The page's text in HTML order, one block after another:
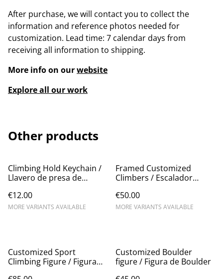
After purchase, we will contact you to collect the
information and reference photos needed for
customization. Lead time: 7 calendar days from
receiving all information to shipping.
More info on ourwebsite
Explore all our work
Other products
Climbing Hold Keychain /
Llavero de presa de
€12.00
MORE VARIANTS AVAILABLE
Framed Customized
Climbers / Escalador
€50.00
MORE VARIANTS AVAILABLE
Customized Sport
Climbing Figure / Figura
Customized Boulder
figure / Figura de Boulder